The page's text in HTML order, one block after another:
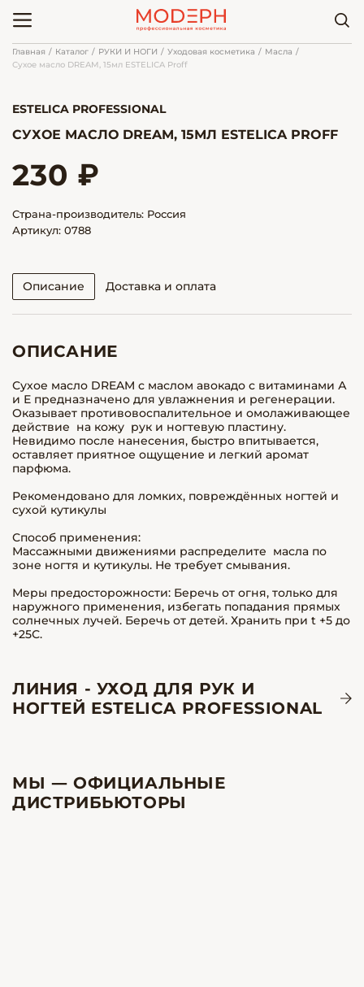
Главная Каталог РУКИ И НОГИ Уходовая косметика
Масла
Сухое масло DREAM, 15мл ESTELICA Proff
ESTELICA PROFESSIONAL
СУХОЕ МАСЛО DREAM, 15МЛ ESTELICA PROFF
230 ₽
Страна-производитель: Россия
Артикул: 0788
Описание Доставка и оплата
ОПИСАНИЕ
Сухое масло DREAM с маслом авокадо с витаминами А
и Е предназначено для увлажнения и регенерации.
Оказывает противовоспалительное и омолаживающее
действие на кожу рук и ногтевую пластину.
Невидимо после нанесения, быстро впитывается,
оставляет приятное ощущение и легкий аромат
парфюма.
Рекомендовано для ломких, повреждённых ногтей и
сухой кутикулы
Способ применения:
Массажными движениями распределите масла по
зоне ногтя и кутикулы. Не требует смывания.
Меры предосторожности: Беречь от огня, только для
наружного применения, избегать попадания прямых
солнечных лучей. Беречь от детей. Хранить при t +5 до
+25С.
ЛИНИЯ - УХОД ДЛЯ РУК И
НОГТЕЙ ESTELICA PROFESSIONAL
МЫ — ОФИЦИАЛЬНЫЕ
ДИСТРИБЬЮТОРЫ